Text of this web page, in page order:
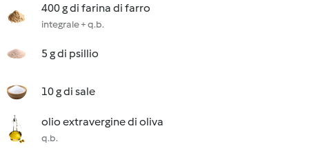
400 g di farina di farro
integrale + q.b.
5 g di psillio
10 g di sale
olio extravergine di oliva
q.b.